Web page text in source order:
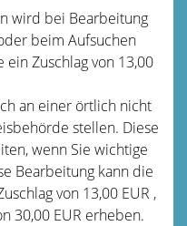
wird bei Bearbeitung
beim Aufsuchen
Zuschlag von 13,00
an einer örtlich nicht
stellen. Diese
wenn Sie wichtige
Bearbeitung kann die
von 13,00 EUR ,
30,00 EUR erheben.